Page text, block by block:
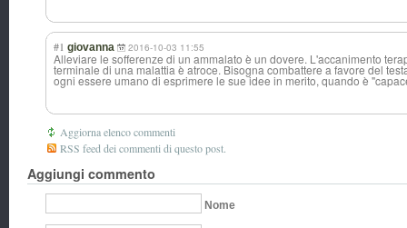
#1 giovanna 2016-10-03 11:55
Alleviare le sofferenze di un ammalato è un dovere. L'accanimento
terminale di una malattia è atroce. Bisogna combattere a favore del
ogni essere umano di esprimere le sue idee in merito, quando è
Aggiorna elenco commenti
RSS feed dei commenti di questo post.
Aggiungi commento
Nome